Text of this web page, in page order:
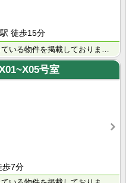
徒歩15分
号室
歩7分